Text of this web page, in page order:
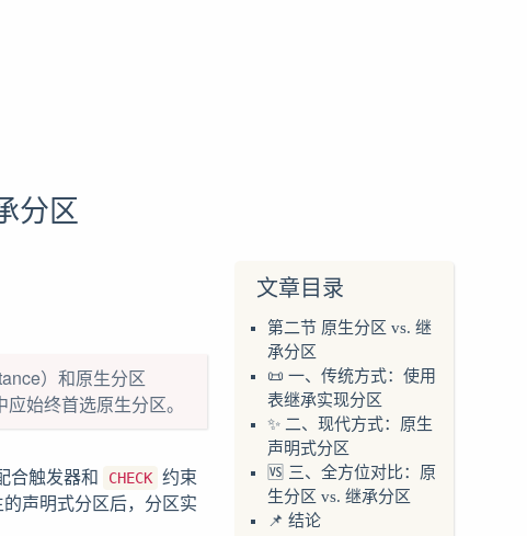
分区
文章目录
第二节 原生分区 vs. 继
承分区
📜 一、传统方式：使用
表继承实现分区
✨ 二、现代方式：原生
声明式分区
🆚 三、全方位对比：原
生分区 vs. 继承分区
📌 结论
）和原生分区
始终首选原生分区。
合触发器和 CHECK 约束
声明式分区后，分区实